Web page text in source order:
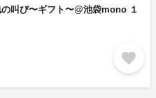
叫び〜ギフト〜@池袋mono １
favorite